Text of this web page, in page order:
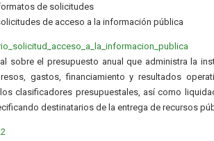
de solicitudes
de acceso a la información pública
sobre el presupuesto anual que administra la
gastos, financiamiento y resultados
clasificadores presupuestales, así como
destinatarios de la entrega de recursos